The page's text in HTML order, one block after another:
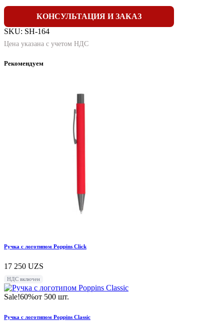
КОНСУЛЬТАЦИЯ И ЗАКАЗ
SKU: SH-164
Цена указана с учетом НДС
Рекомендуем
Ручка с логотипом Poppins Click
17 250 UZS
НДС включен
Sale!60%от 500 шт.
Ручка с логотипом Poppins Classic